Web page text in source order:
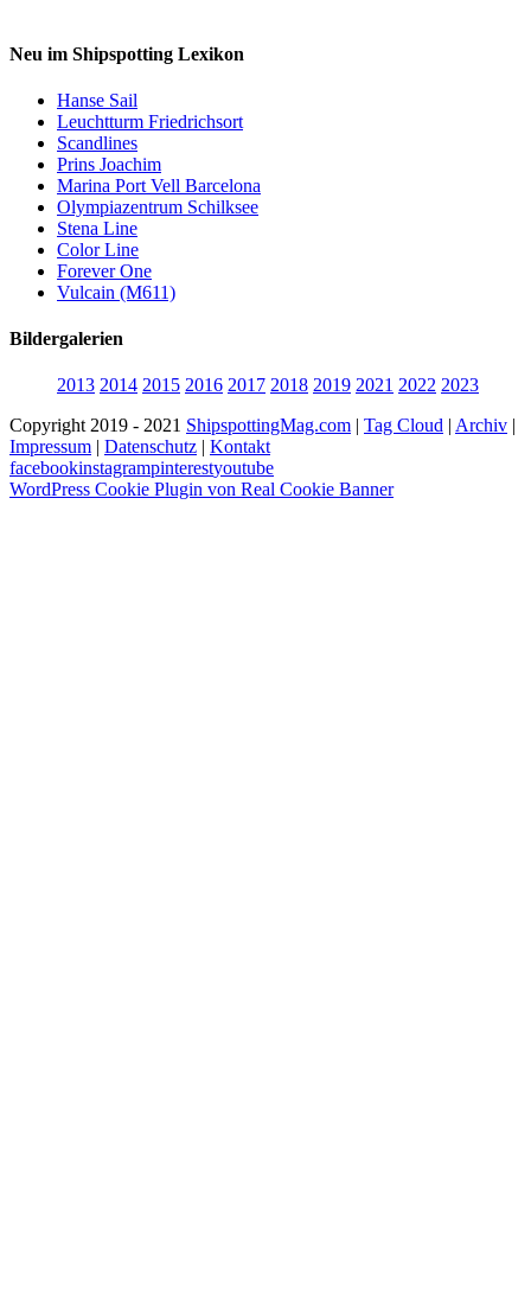
Neu im Shipspotting Lexikon
Hanse Sail
Leuchtturm Friedrichsort
Scandlines
Prins Joachim
Marina Port Vell Barcelona
Olympiazentrum Schilksee
Stena Line
Color Line
Forever One
Vulcain (M611)
Bildergalerien
2013 2014 2015 2016 2017 2018 2019 2021 2022 2023
Copyright 2019 - 2021 ShipspottingMag.com | Tag Cloud | Archiv |
Impressum | Datenschutz | Kontakt
facebookinstagrampinterestyoutube
WordPress Cookie Plugin von Real Cookie Banner